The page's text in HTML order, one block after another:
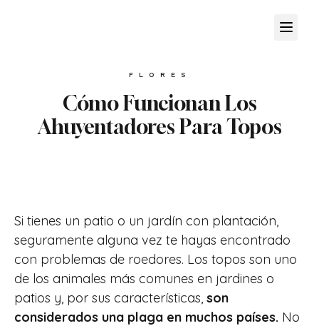
FLORES
Cómo Funcionan Los
Ahuyentadores Para Topos
Si tienes un patio o un jardín con plantación,
seguramente alguna vez te hayas encontrado
con problemas de roedores. Los topos son uno
de los animales más comunes en jardines o
patios y, por sus características, son
considerados una plaga en muchos países. No